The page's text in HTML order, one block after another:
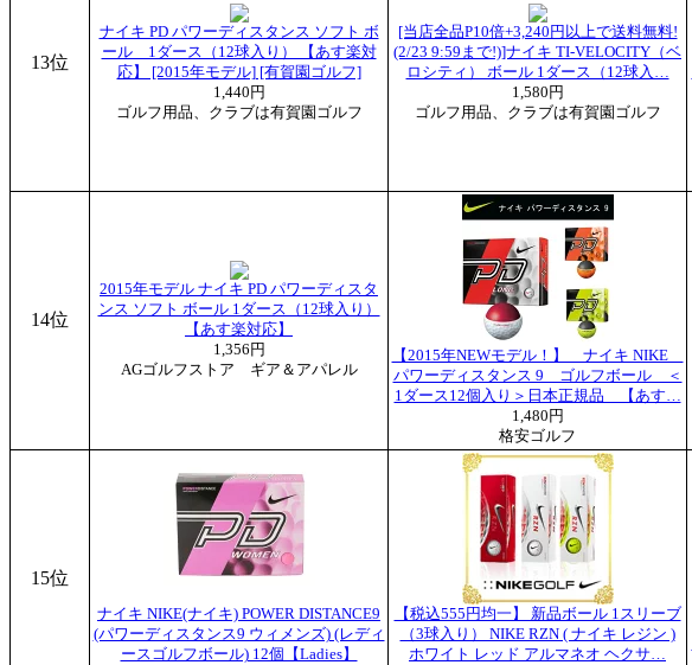
13位
ナイキ PD パワーディスタンス ソフト ボ
ール 1ダース（12球入り） 【あす楽対
応】 [2015年モデル] [有賀園ゴルフ]
1,440円
ゴルフ用品、クラブは有賀園ゴルフ
[当店全品P10倍+3,240円以上で送料無料!
(2/23 9:59まで!)]ナイキ TI-VELOCITY（ベ
ロシティ） ボール 1ダース（12球入…
1,580円
ゴルフ用品、クラブは有賀園ゴルフ
14位
2015年モデル ナイキ PD パワーディスタ
ンス ソフト ボール 1ダース（12球入り）
【あす楽対応】
1,356円
AGゴルフストア ギア＆アパレル
【2015年NEWモデル！】 ナイキ NIKE
パワーディスタンス 9 ゴルフボール ＜
1ダース12個入り＞日本正規品 【あす…
1,480円
格安ゴルフ
15位
ナイキ NIKE(ナイキ) POWER DISTANCE9
(パワーディスタンス9 ウィメンズ) (レディ
ースゴルフボール) 12個【Ladies】
【税込555円均一】 新品ボール 1スリーブ
（3球入り） NIKE RZN ( ナイキ レジン )
ホワイト レッド アルマネオ ヘクサ…